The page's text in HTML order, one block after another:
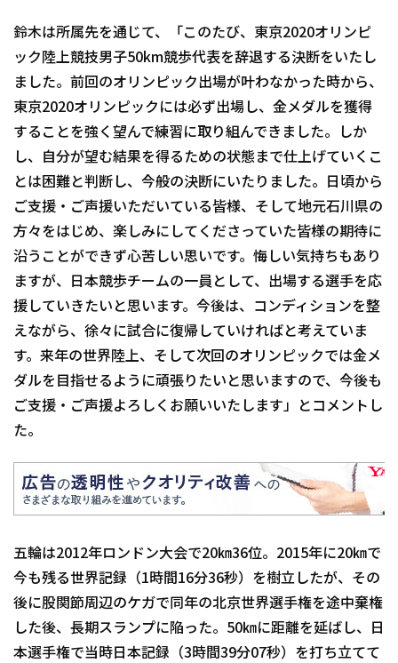
鈴木は所属先を通じて、「このたび、東京2020オリンピ
ック陸上競技男子50km競歩代表を辞退する決断をいたし
ました。前回のオリンピック出場が叶わなかった時から、
東京2020オリンピックには必ず出場し、金メダルを獲得
することを強く望んで練習に取り組んできました。しか
し、自分が望む結果を得るための状態まで仕上げていくこ
とは困難と判断し、今般の決断にいたりました。日頃から
ご支援・ご声援いただいている皆様、そして地元石川県の
方々をはじめ、楽しみにしてくださっていた皆様の期待に
沿うことができず心苦しい思いです。悔しい気持ちもあり
ますが、日本競歩チームの一員として、出場する選手を応
援していきたいと思います。今後は、コンディションを整
えながら、徐々に試合に復帰していければと考えていま
す。来年の世界陸上、そして次回のオリンピックでは金メ
ダルを目指せるように頑張りたいと思いますので、今後も
ご支援・ご声援よろしくお願いいたします」とコメントし
た。
五輪は2012年ロンドン大会で20㎞36位。2015年に20㎞で
今も残る世界記録（1時間16分36秒）を樹立したが、その
後に股関節周辺のケガで同年の北京世界選手権を途中棄権
した後、長期スランプに陥った。50㎞に距離を延ばし、日
本選手権で当時日本記録（3時間39分07秒）を打ち立てて